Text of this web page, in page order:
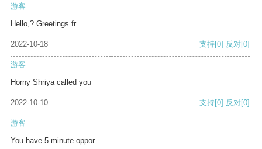
游客
Hello,? Greetings fr
2022-10-18 支持[0] 反对[0]
游客
Horny Shriya called you
2022-10-10 支持[0] 反对[0]
游客
You have 5 minute oppor